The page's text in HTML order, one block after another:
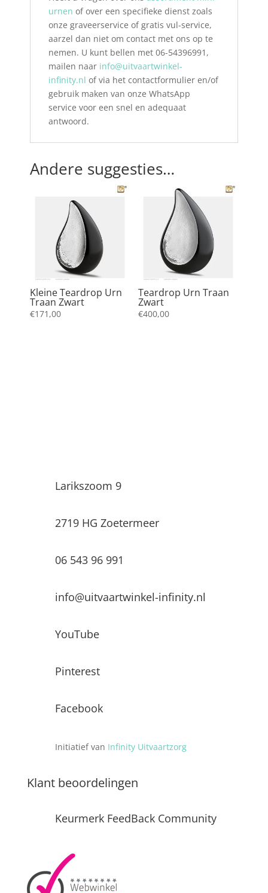
urnen of over een specifieke dienst zoals
onze graveerservice of gratis vul-service,
aarzel dan niet om contact met ons op te
nemen. U kunt bellen met 06-54396991,
mailen naar info@uitvaartwinkel-
infinity.nl of via het contactformulier en/of
gebruik maken van onze WhatsApp
service voor een snel en adequaat
antwoord.
Andere suggesties…
Kleine Teardrop Urn
Traan Zwart
€171,00
Teardrop Urn Traan
Zwart
€400,00
Larikszoom 9
2719 HG Zoetermeer
06 543 96 991
info@uitvaartwinkel-infinity.nl
YouTube
Pinterest
Facebook
Initiatief van Infinity Uitvaartzorg
Klant beoordelingen
Keurmerk FeedBack Community